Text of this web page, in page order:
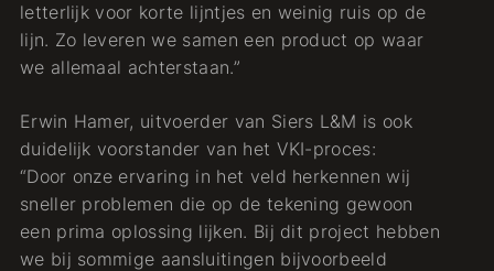
letterlijk voor korte lijntjes en weinig ruis op de
lijn. Zo leveren we samen een product op waar
we allemaal achterstaan.”
Erwin Hamer, uitvoerder van Siers L&M is ook
duidelijk voorstander van het VKI-proces:
“Door onze ervaring in het veld herkennen wij
sneller problemen die op de tekening gewoon
een prima oplossing lijken. Bij dit project hebben
we bij sommige aansluitingen bijvoorbeeld